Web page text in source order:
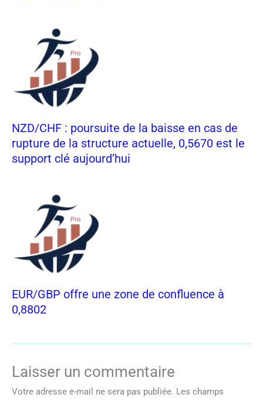
NZD/CHF : poursuite de la baisse en cas de
rupture de la structure actuelle, 0,5670 est le
support clé aujourd’hui
EUR/GBP offre une zone de confluence à
0,8802
Laisser un commentaire
Votre adresse e-mail ne sera pas publiée. Les champs